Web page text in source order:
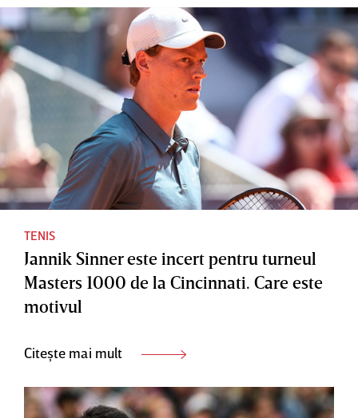
TENIS
Jannik Sinner este incert pentru turneul
Masters 1000 de la Cincinnati. Care este
motivul
Citește mai mult